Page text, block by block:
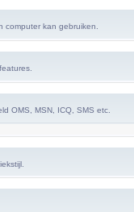
computer kan gebruiken.
OMS, MSN, ICQ, SMS etc.